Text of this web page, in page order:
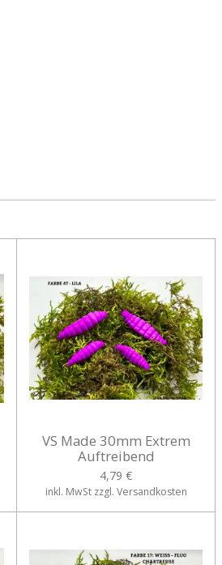
VS Made 30mm Extrem
Auftreibend
4,79 €
inkl. MwSt zzgl. Versandkosten